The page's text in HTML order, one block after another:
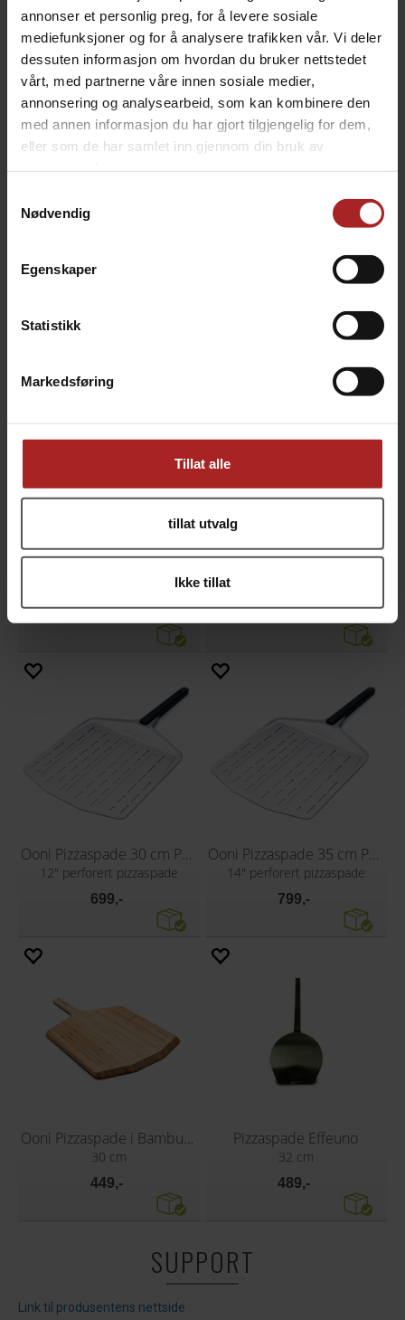
annonser et personlig preg, for å levere sosiale
mediefunksjoner og for å analysere trafikken vår. Vi deler
dessuten informasjon om hvordan du bruker nettstedet
vårt, med partnerne våre innen sosiale medier,
annonsering og analysearbeid, som kan kombinere den
med annen informasjon du har gjort tilgjengelig for dem,
eller som de har samlet inn gjennom din bruk av
Nødvendig
Egenskaper
Statistikk
Markedsføring
Tillat alle
tillat utvalg
Ikke tillat
699,- 479,-
Ooni Pizzaspade 30 cm Perforert
12" perforert pizzaspade
699,-
Ooni Pizzaspade 35 cm Perforert
14" perforert pizzaspade
799,-
Ooni Pizzaspade i Bambus 30 cm
30 cm
449,-
Pizzaspade Effeuno
32 cm
489,-
SUPPORT
Link til produsentens nettside